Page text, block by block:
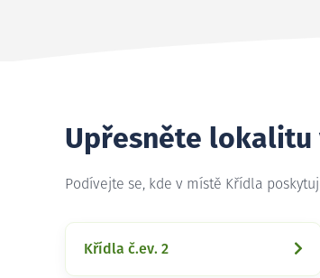
Upřesněte lokalitu
Podívejte se, kde v místě Křídla
Křídla č.ev. 2